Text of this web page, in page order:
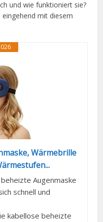
und wie funktioniert sie?
mit diesem
Wärmebrille
Augenmaske
schnell und
kabellose beheizte